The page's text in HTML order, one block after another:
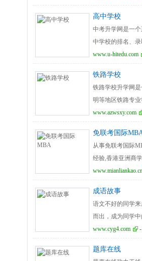
高中学校
中考升学网是一
中学校的排名、
学生必备的一个
www.u-hitedu.com
铁路学校
铁路学校升学网
明等地区铁路专
询平台。
www.azwsxy.com
免联考国际
从事免联考国际
经验,香港亚洲商
亚洲商学院颁发证
成语故事
语文不好的同学
而出，成为同学
被免职后隐居山
www.cyg4.com
题库在线